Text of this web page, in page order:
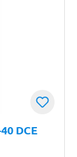
DCE